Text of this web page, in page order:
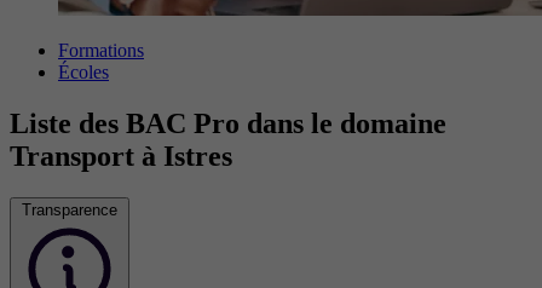
Formations
Écoles
Liste des BAC Pro dans le domaine
Transport à Istres
Transparence